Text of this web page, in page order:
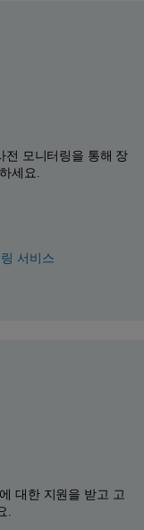
전 모니터링을 통해 장
세요.
링 서비스
대한 지원을 받고 고
.